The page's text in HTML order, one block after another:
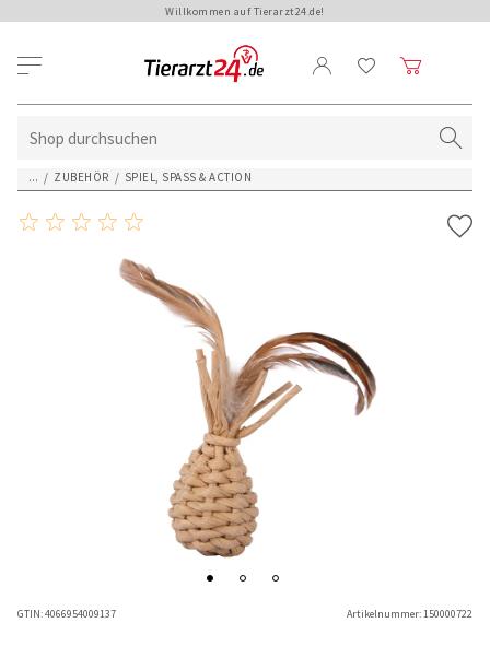
Willkommen auf Tierarzt24.de!
... / ZUBEHÖR / SPIEL, SPASS & ACTION
GTIN:4066954009137 Artikelnummer:150000722